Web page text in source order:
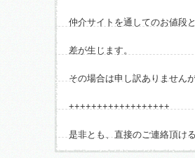
仲介サイトを通してのお値段
差が生じます。
その場合は申し訳ありません
++++++++++++++++++
是非とも、直接のご連絡頂け